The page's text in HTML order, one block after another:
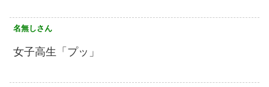
名無しさん
女子高生「プッ」